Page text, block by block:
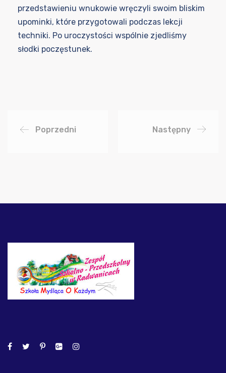
przedstawieniu wnukowie wręczyli swoim bliskim
upominki, które przygotowali podczas lekcji
techniki. Po uroczystości wspólnie zjedliśmy
słodki poczęstunek.
Poprzedni Następny